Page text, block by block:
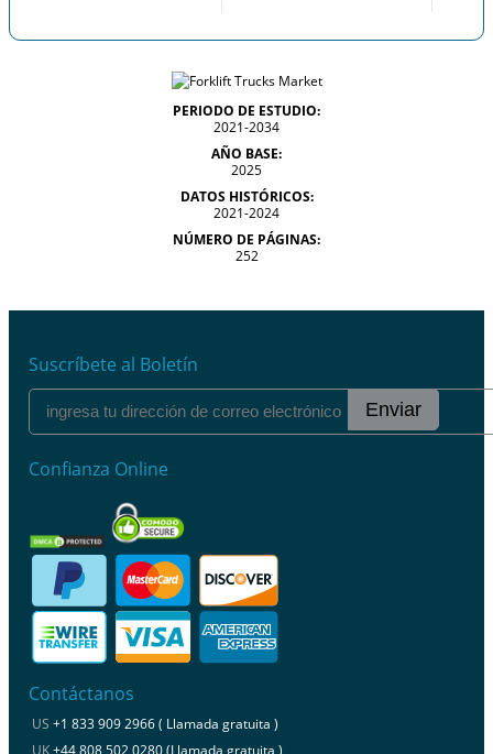
PERIODO DE ESTUDIO:
2021-2034
AÑO BASE:
2025
DATOS HISTÓRICOS:
2021-2024
NÚMERO DE PÁGINAS:
252
Suscríbete al Boletín
Enviar
Confianza Online
Contáctanos
US +1 833 909 2966 ( Llamada gratuita )
UK+44 808 502 0280 (Llamada gratuita )